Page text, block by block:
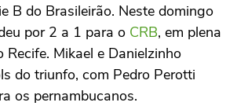
B do Brasileirão. Neste domingo
por 2 a 1 para o CRB, em plena
Recife. Mikael e Danielzinho
do triunfo, com Pedro Perotti
os pernambucanos.